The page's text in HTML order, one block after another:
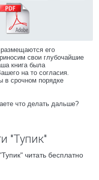
размещаются его
свои глубочайшие
книга была
на то согласия.
в срочном порядке
что делать дальше?
"Тупик"
читать бесплатно